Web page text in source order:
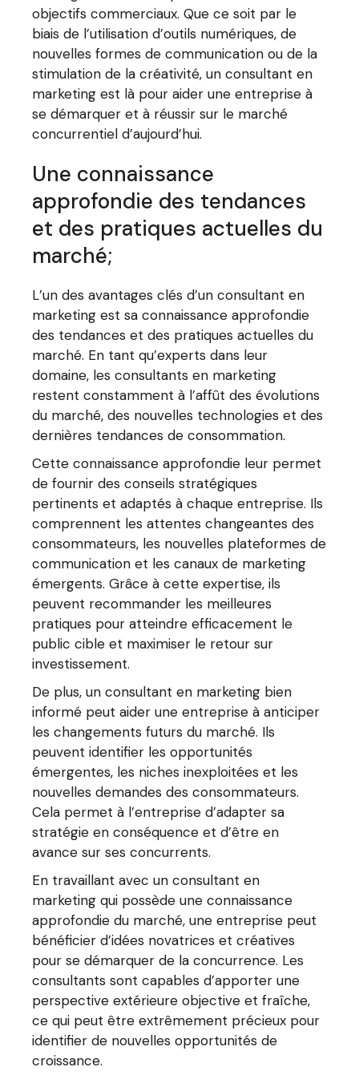
objectifs commerciaux. Que ce soit par le
biais de l’utilisation d’outils numériques, de
nouvelles formes de communication ou de la
stimulation de la créativité, un consultant en
marketing est là pour aider une entreprise à
se démarquer et à réussir sur le marché
concurrentiel d’aujourd’hui.
Une connaissance
approfondie des tendances
et des pratiques actuelles du
marché;
L’un des avantages clés d’un consultant en
marketing est sa connaissance approfondie
des tendances et des pratiques actuelles du
marché. En tant qu’experts dans leur
domaine, les consultants en marketing
restent constamment à l’affût des évolutions
du marché, des nouvelles technologies et des
dernières tendances de consommation.
Cette connaissance approfondie leur permet
de fournir des conseils stratégiques
pertinents et adaptés à chaque entreprise. Ils
comprennent les attentes changeantes des
consommateurs, les nouvelles plateformes de
communication et les canaux de marketing
émergents. Grâce à cette expertise, ils
peuvent recommander les meilleures
pratiques pour atteindre efficacement le
public cible et maximiser le retour sur
investissement.
De plus, un consultant en marketing bien
informé peut aider une entreprise à anticiper
les changements futurs du marché. Ils
peuvent identifier les opportunités
émergentes, les niches inexploitées et les
nouvelles demandes des consommateurs.
Cela permet à l’entreprise d’adapter sa
stratégie en conséquence et d’être en
avance sur ses concurrents.
En travaillant avec un consultant en
marketing qui possède une connaissance
approfondie du marché, une entreprise peut
bénéficier d’idées novatrices et créatives
pour se démarquer de la concurrence. Les
consultants sont capables d’apporter une
perspective extérieure objective et fraîche,
ce qui peut être extrêmement précieux pour
identifier de nouvelles opportunités de
croissance.